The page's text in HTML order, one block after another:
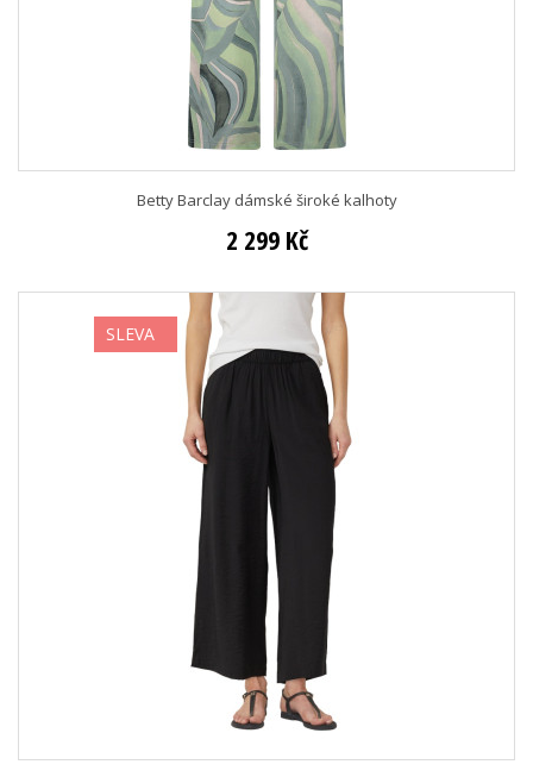
Betty Barclay dámské široké kalhoty
2 299 Kč
SLEVA